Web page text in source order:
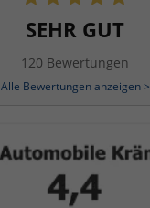
SEHR GUT
120 Bewertungen
Alle Bewertungen anzeigen >